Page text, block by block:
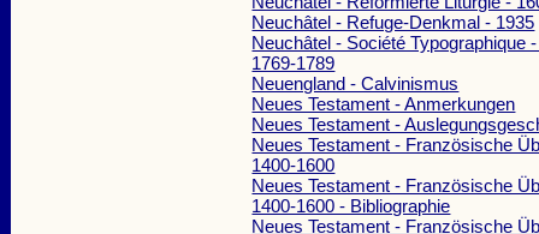
Neuchâtel - Refuge-Denkmal - 1935
Neuchâtel - Société Typographique
1769-1789
Neuengland - Calvinismus
Neues Testament - Anmerkungen
Neues Testament -
Neues Testament - Französische
1400-1600
Neues Testament - Französische
1400-1600 - Bibliographie
Neues Testament - Französische